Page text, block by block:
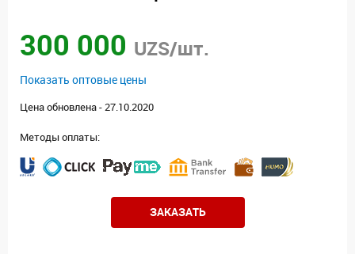
300 000 UZS/шт.
Показать оптовые цены
Цена обновлена - 27.10.2020
Методы оплаты:
ЗАКАЗАТЬ